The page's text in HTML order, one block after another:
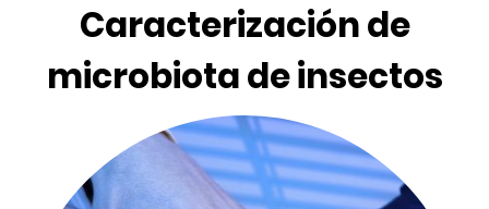
Caracterización de
microbiota de insectos